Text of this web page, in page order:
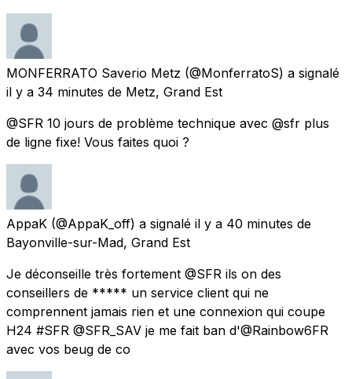
MONFERRATO Saverio Metz (@MonferratoS) a signalé
il y a 34 minutes de Metz, Grand Est
@SFR 10 jours de problème technique avec @sfr plus
de ligne fixe! Vous faites quoi ?
AppaK (@AppaK_off) a signalé il y a 40 minutes de
Bayonville-sur-Mad, Grand Est
Je déconseille très fortement @SFR ils on des
conseillers de ***** un service client qui ne
comprennent jamais rien et une connexion qui coupe
H24 #SFR @SFR_SAV je me fait ban d'@Rainbow6FR
avec vos beug de co